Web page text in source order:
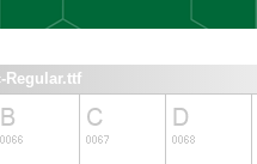
Regular.ttf